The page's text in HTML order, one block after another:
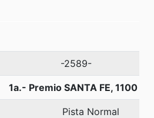
-2589-
1a.- Premio SANTA FE, 1100
Pista Normal